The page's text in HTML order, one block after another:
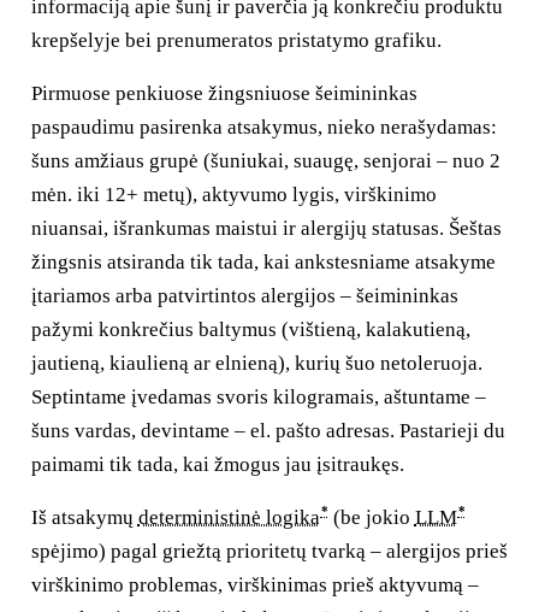
informaciją apie šunį ir paverčia ją konkrečiu produktu
krepšelyje bei prenumeratos pristatymo grafiku.
Pirmuose penkiuose žingsniuose šeimininkas
paspaudimu pasirenka atsakymus, nieko nerašydamas:
šuns amžiaus grupė (šuniukai, suaugę, senjorai – nuo 2
mėn. iki 12+ metų), aktyvumo lygis, virškinimo
niuansai, išrankumas maistui ir alergijų statusas. Šeštas
žingsnis atsiranda tik tada, kai ankstesniame atsakyme
įtariamos arba patvirtintos alergijos – šeimininkas
pažymi konkrečius baltymus (vištieną, kalakutieną,
jautieną, kiaulieną ar elnieną), kurių šuo netoleruoja.
Septintame įvedamas svoris kilogramais, aštuntame –
šuns vardas, devintame – el. pašto adresas. Pastarieji du
paimami tik tada, kai žmogus jau įsitraukęs.
Iš atsakymų deterministinė logika* (be jokio LLM*
spėjimo) pagal griežtą prioritetų tvarką – alergijos prieš
virškinimo problemas, virškinimas prieš aktyvumą –